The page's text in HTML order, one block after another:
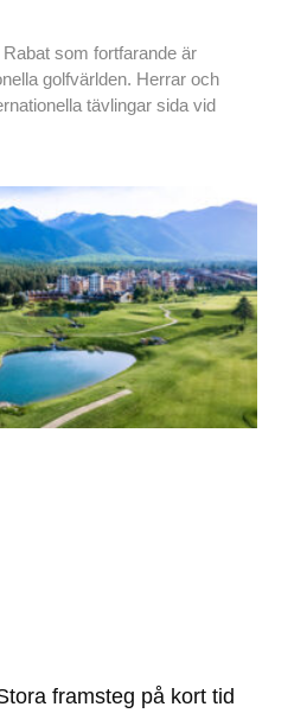
som fortfarande är
golfvärlden. Herrar och
tävlingar sida vid
framsteg på kort tid